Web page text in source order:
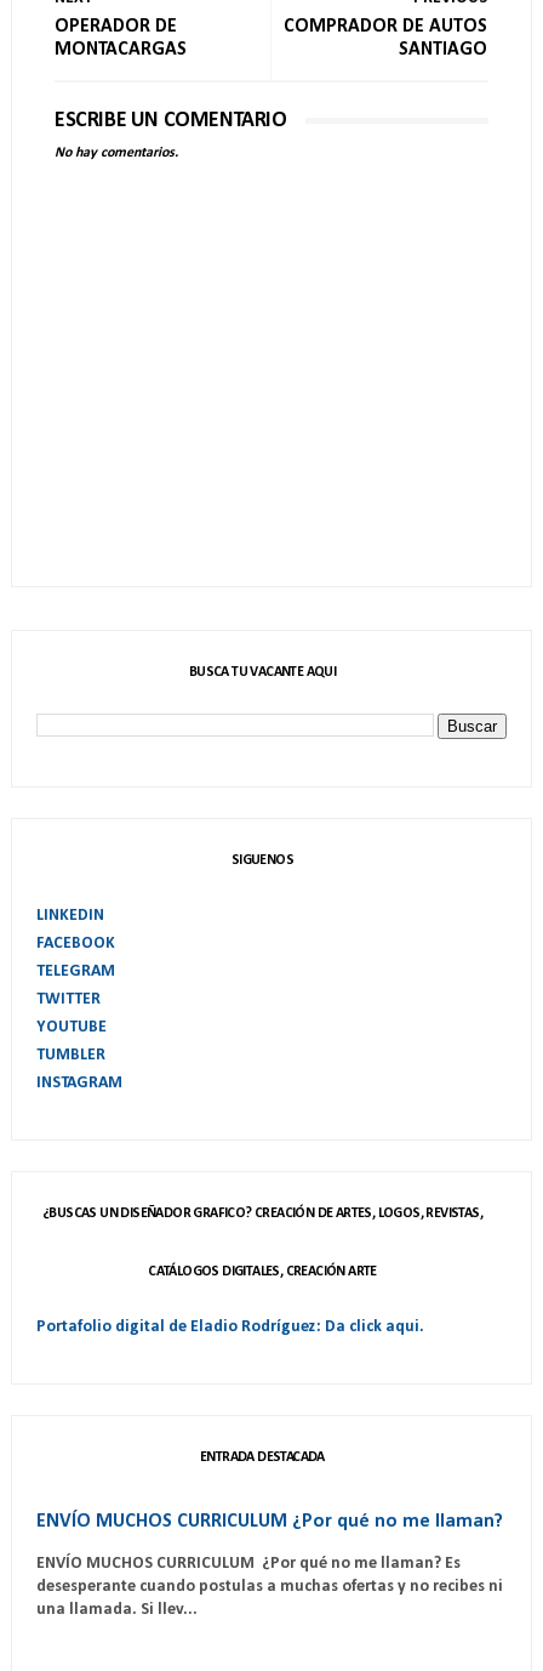
OPERADOR DE
MONTACARGAS
COMPRADOR DE AUTOS
SANTIAGO
ESCRIBE UN COMENTARIO
No hay comentarios.
BUSCA TU VACANTE AQUI
SIGUENOS
LINKEDIN
FACEBOOK
TELEGRAM
TWITTER
YOUTUBE
TUMBLER
INSTAGRAM
¿BUSCAS UN DISEÑADOR GRAFICO? CREACIÓN DE ARTES, LOGOS, REVISTAS,
CATÁLOGOS DIGITALES, CREACIÓN ARTE
Portafolio digital de Eladio Rodríguez: Da click aqui.
ENTRADA DESTACADA
ENVÍO MUCHOS CURRICULUM ¿Por qué no me llaman?
ENVÍO MUCHOS CURRICULUM ¿Por qué no me llaman? Es
desesperante cuando postulas a muchas ofertas y no recibes ni
una llamada. Si llev...